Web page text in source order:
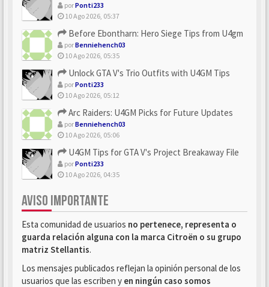
porPonti233
10 Ago 2026, 05:37
Before Ebontharn: Hero Siege Tips from U4gm
porBenniehench03
10 Ago 2026, 05:35
Unlock GTA V's Trio Outfits with U4GM Tips
porPonti233
10 Ago 2026, 05:12
Arc Raiders: U4GM Picks for Future Updates
porBenniehench03
10 Ago 2026, 05:06
U4GM Tips for GTA V's Project Breakaway File
porPonti233
10 Ago 2026, 04:35
AVISO IMPORTANTE
Esta comunidad de usuarios no pertenece, representa o
guarda relación alguna con la marca Citroën o su grupo
matriz Stellantis.
Los mensajes publicados reflejan la opinión personal de los
usuarios que las escriben y en ningún caso somos